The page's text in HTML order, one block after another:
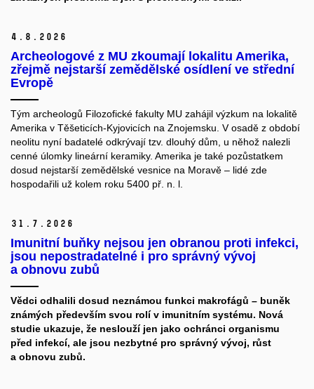
4. 8. 2026
Archeologové z MU zkoumají lokalitu Amerika,
zřejmě nejstarší zemědělské osídlení ve střední
Evropě
Tým archeologů Filozofické fakulty MU zahájil výzkum na lokalitě
Amerika v Těšeticích-Kyjovicích na Znojemsku. V osadě z období
neolitu nyní badatelé odkrývají tzv. dlouhý dům, u něhož nalezli
cenné úlomky lineární keramiky. Amerika je také pozůstatkem
dosud nejstarší zemědělské vesnice na Moravě – lidé zde
hospodařili už kolem roku 5400 př. n. l.
31. 7. 2026
Imunitní buňky nejsou jen obranou proti infekci,
jsou nepostradatelné i pro správný vývoj
a obnovu zubů
Vědci odhalili dosud neznámou funkci makrofágů – buněk
známých především svou rolí v imunitním systému. Nová
studie ukazuje, že neslouží jen jako ochránci organismu
před infekcí, ale jsou nezbytné pro správný vývoj, růst
a obnovu zubů.